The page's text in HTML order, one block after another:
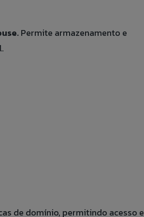
Permite armazenamento e
de domínio, permitindo acesso e